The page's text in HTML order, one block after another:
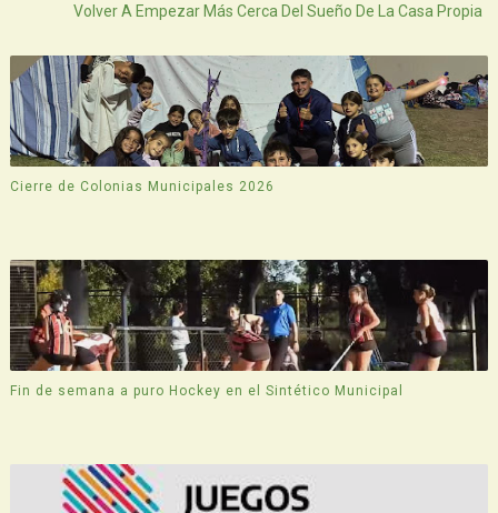
Volver A Empezar Más Cerca Del Sueño De La Casa Propia
Cierre de Colonias Municipales 2026
Fin de semana a puro Hockey en el Sintético Municipal